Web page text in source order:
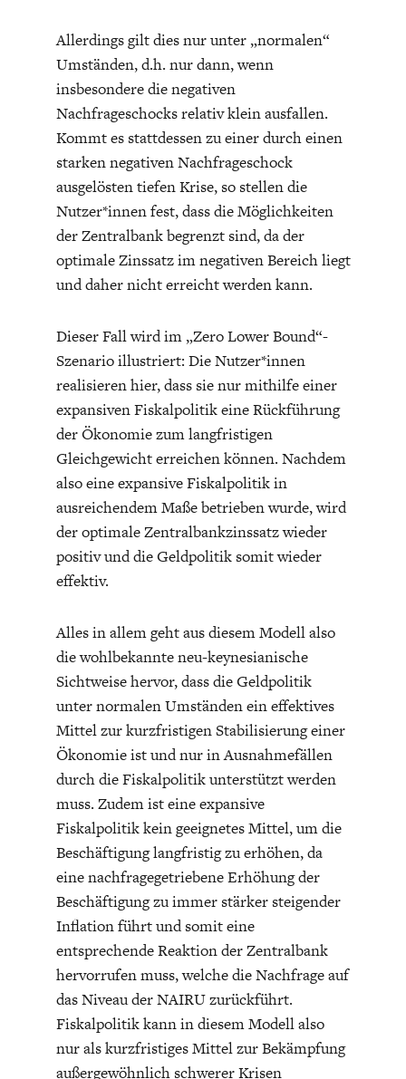
Allerdings gilt dies nur unter „normalen“
Umständen, d.h. nur dann, wenn
insbesondere die negativen
Nachfrageschocks relativ klein ausfallen.
Kommt es stattdessen zu einer durch einen
starken negativen Nachfrageschock
ausgelösten tiefen Krise, so stellen die
Nutzer*innen fest, dass die Möglichkeiten
der Zentralbank begrenzt sind, da der
optimale Zinssatz im negativen Bereich liegt
und daher nicht erreicht werden kann.
Dieser Fall wird im „Zero Lower Bound“-
Szenario illustriert: Die Nutzer*innen
realisieren hier, dass sie nur mithilfe einer
expansiven Fiskalpolitik eine Rückführung
der Ökonomie zum langfristigen
Gleichgewicht erreichen können. Nachdem
also eine expansive Fiskalpolitik in
ausreichendem Maße betrieben wurde, wird
der optimale Zentralbankzinssatz wieder
positiv und die Geldpolitik somit wieder
effektiv.
Alles in allem geht aus diesem Modell also
die wohlbekannte neu-keynesianische
Sichtweise hervor, dass die Geldpolitik
unter normalen Umständen ein effektives
Mittel zur kurzfristigen Stabilisierung einer
Ökonomie ist und nur in Ausnahmefällen
durch die Fiskalpolitik unterstützt werden
muss. Zudem ist eine expansive
Fiskalpolitik kein geeignetes Mittel, um die
Beschäftigung langfristig zu erhöhen, da
eine nachfragegetriebene Erhöhung der
Beschäftigung zu immer stärker steigender
Inflation führt und somit eine
entsprechende Reaktion der Zentralbank
hervorrufen muss, welche die Nachfrage auf
das Niveau der NAIRU zurückführt.
Fiskalpolitik kann in diesem Modell also
nur als kurzfristiges Mittel zur Bekämpfung
außergewöhnlich schwerer Krisen